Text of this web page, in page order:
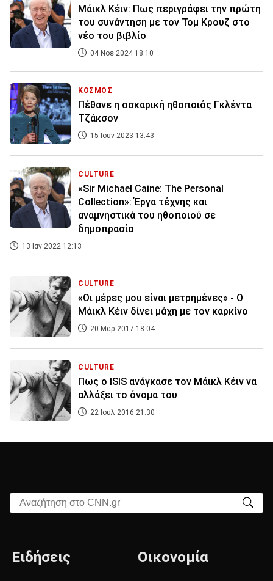
Μάικλ Κέιν: Πως περιγράφει την πρώτη
του συνάντηση με τον Τομ Κρουζ στο
νέο του βιβλίο
04 Νοε 2024 18:10
ΚΟΣΜΟΣ
Πέθανε η οσκαρική ηθοποιός Γκλέντα
Τζάκσον
15 Ιουν 2023 13:43
CULTURE
«Sir Michael Caine: The Personal
Collection»: Έργα τέχνης και
αναμνηστικά του ηθοποιού σε
δημοπρασία
13 Ιαν 2022 12:13
CULTURE
«Oι μέρες μου είναι μετρημένες» - Ο
Mάικλ Κέιν δίνει μάχη με τον καρκίνο
20 Μαρ 2017 18:04
CULTURE
Πως ο ISIS ανάγκασε τον Μάικλ Κέιν να
αλλάξει το όνομα του
22 Ιουλ 2016 21:30
Αναζήτηση στο CNN.gr
Ειδήσεις Οικονομία